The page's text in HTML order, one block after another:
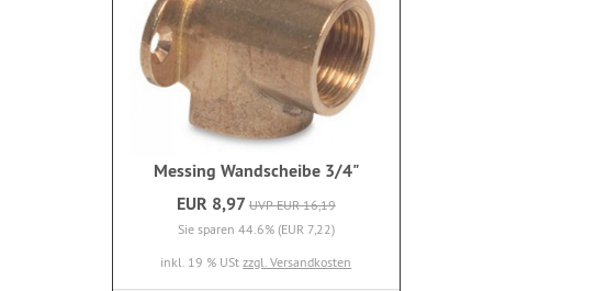
Messing Wandscheibe 3/4"
EUR 8,97 UVP EUR 16,19
Sie sparen 44.6% (EUR 7,22)
inkl. 19 % UStzzgl. Versandkosten